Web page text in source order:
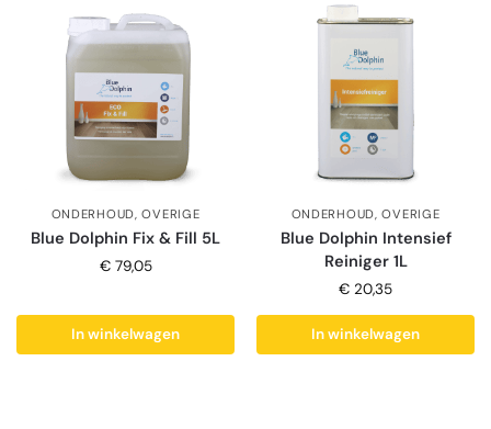
ONDERHOUD ,OVERIGE
Blue Dolphin Fix & Fill 5L
€79,05
In winkelwagen
ONDERHOUD ,OVERIGE
Blue Dolphin Intensief
Reiniger 1L
€ 20,35
In winkelwagen